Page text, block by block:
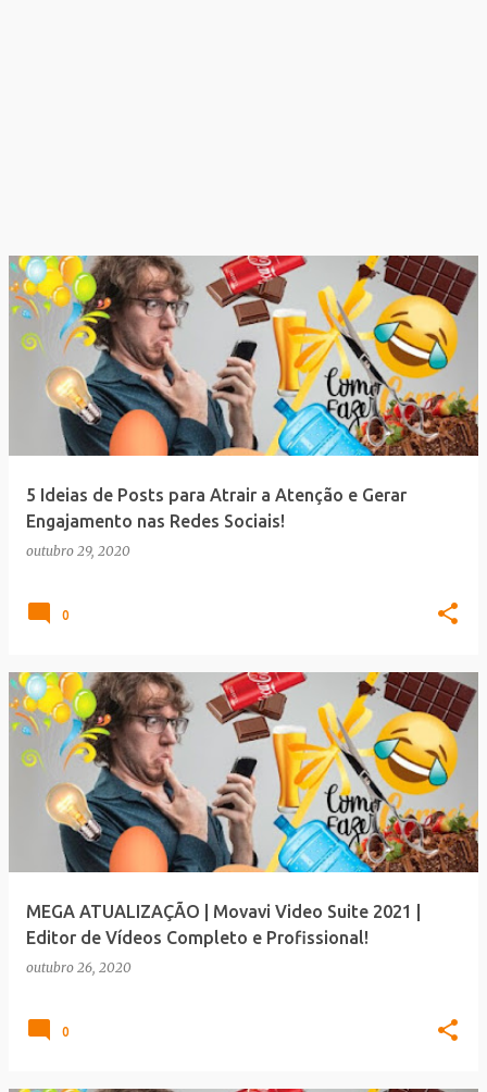
5 Ideias de Posts para Atrair a Atenção e Gerar
Engajamento nas Redes Sociais!
outubro 29, 2020
0
MEGA ATUALIZAÇÃO | Movavi Video Suite 2021 |
Editor de Vídeos Completo e Profissional!
outubro 26, 2020
0